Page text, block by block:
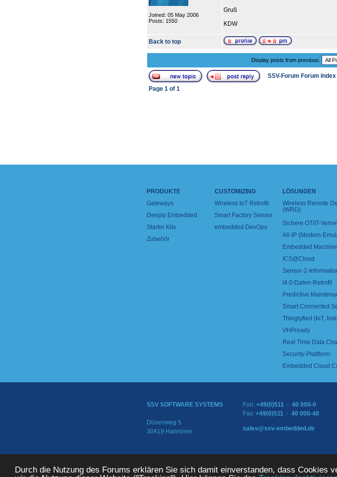
Durch die Nutzung des Forums erklären Sie sich damit einverstanden, dass Cookies
Joined: 05 May 2006
Posts: 1550
Gruß
KDW
Back to top
Display posts from previous:
SSV-Forum Forum Index
Page 1 of 1
PRODUKTE
Gateways
Deeply Embedded
Starter Kits
Zubehör
CUSTOMIZING
Wireless IoT Retrofit
Smart Factory Sensor
embedded DevOps
LÖSUNGEN
Wireless Remote
(WRD)
Sichere OT/IT-
All-IP (Modem-
Embedded
ICS@Cloud
Sensor-2-
I4.0-Daten-Retrofit
Predictive
Smart Connected
Thinglyfied (IoT,
VHPready
Real Time Data
Security-Plattform
Embedded Cloud
SSV SOFTWARE SYSTEMS
Dünenweg 5
30419 Hannover
Fon: +49(0)511 · 40 000-0
Fax: +49(0)511 · 40 000-40
sales@ssv-embedded.de